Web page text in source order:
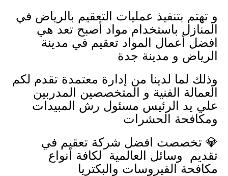
و تهتم بتنفيذ عمليات التعقيم بالرياض في
المنازل باستخدام مواد أصبح تعد هي
افضل أعمال المواد تعقيم في مدينة
الرياض و مدينة جدة
وذلك لما لدينا من إدارة معتمدة تقدم لكم
العمالة الفنية و المتخصصين المدربين
علي يد الرئيس مسئول رش المبيدات
ومكافحة الحشرات
💎 تخصصت افضل شركة تعقيم في
تقديم وسائل العالمية لكافة أنواع
مكافحة الفيروسات والبكتريا